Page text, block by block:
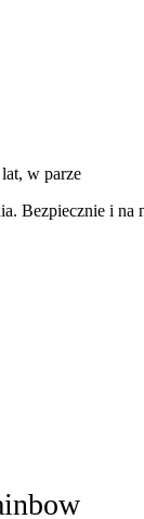
w parze
Bezpiecznie i